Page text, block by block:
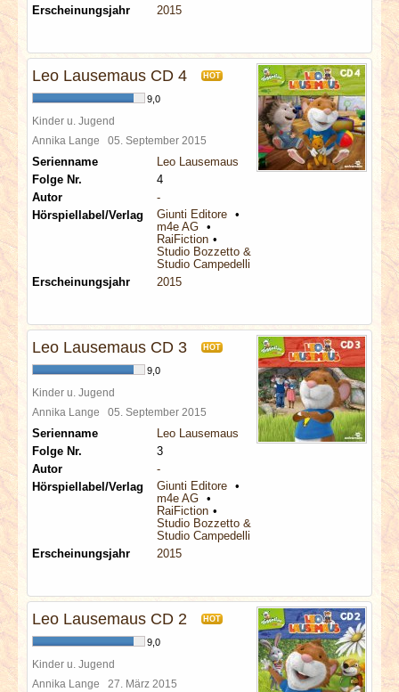
Erscheinungsjahr
2015
Leo Lausemaus CD 4 HOT
9,0
Kinder u. Jugend
Annika Lange 05. September 2015
Serienname
Leo Lausemaus
Folge Nr.
4
Autor
-
Hörspiellabel/Verlag
Giunti Editore
m4e AG
RaiFiction
Studio Bozzetto & Co
Studio Campedelli
Erscheinungsjahr
2015
Leo Lausemaus CD 3 HOT
9,0
Kinder u. Jugend
Annika Lange 05. September 2015
Serienname
Leo Lausemaus
Folge Nr.
3
Autor
-
Hörspiellabel/Verlag
Giunti Editore
m4e AG
RaiFiction
Studio Bozzetto & Co
Studio Campedelli
Erscheinungsjahr
2015
Leo Lausemaus CD 2 HOT
9,0
Kinder u. Jugend
Annika Lange 27. März 2015